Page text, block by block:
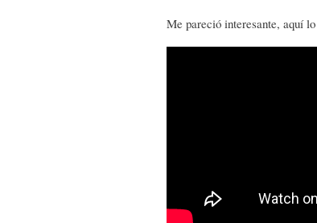
Me pareció interesante, aquí